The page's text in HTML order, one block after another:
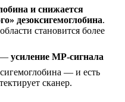
и снижается
дезоксигемоглобина.
становится более
— усиление МР-сигнала
— и есть
сканер.